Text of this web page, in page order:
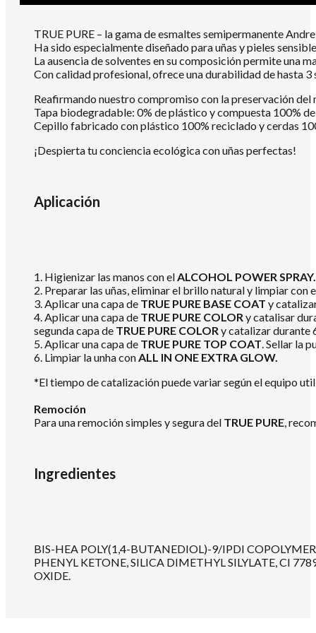
TRUE PURE – la gama de esmaltes semipermanente
Ha sido especialmente diseñado para uñas y pieles
La ausencia de solventes en su composición permite una
Con calidad profesional, ofrece una durabilidad de hasta
Reafirmando nuestro compromiso con la preservación del
Tapa biodegradable: 0% de plástico y compuesta 100%
Cepillo fabricado con plástico 100% reciclado y cerdas
¡Despierta tu conciencia ecológica con uñas perfectas!
Aplicación
1. Higienizar las manos con elALCOHOL POWER SPRAY.
2. Preparar las uñas, eliminar el brillo natural y limpiar con
3. Aplicar una capa de TRUE PURE BASE COAT y
4. Aplicar una capa de TRUE PURE COLORy catalisar
segunda capa de TRUE PURE COLORy catalizar durante
5. Aplicar una capa de TRUE PURE TOP COAT. Sellar la
6. Limpiar la unha conALL IN ONE EXTRA GLOW.
*El tiempo de catalización puede variar según el equipo
Remoción
Para una remoción simples y segura del TRUE PURE,
Ingredientes
BIS-HEA POLY(1,4-BUTANEDIOL)-9/IPDI
PHENYL KETONE, SILICA DIMETHYL SILYLATE, CI
OXIDE.